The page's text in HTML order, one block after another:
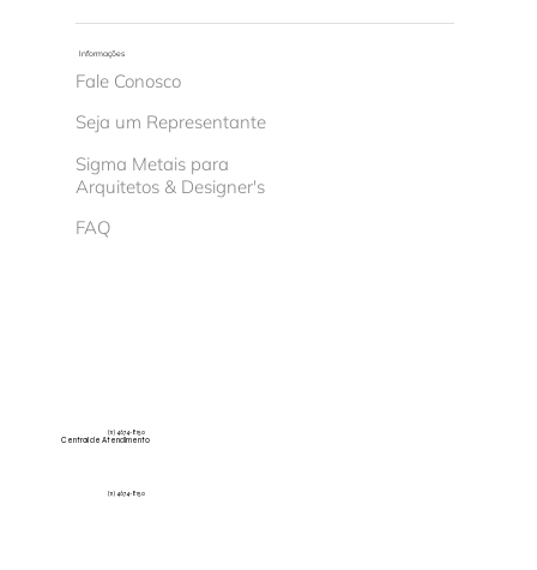
Informações
Fale Conosco
Seja um Representante
Sigma Metais para
Arquitetos & Designer's
FAQ
Central de Atendimento
(11) 4674-8150
(11) 4674-8150